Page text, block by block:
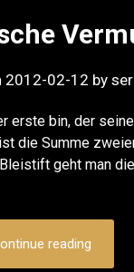
2012-02-12 by
erste bin, der
die Summe
geht man
reading